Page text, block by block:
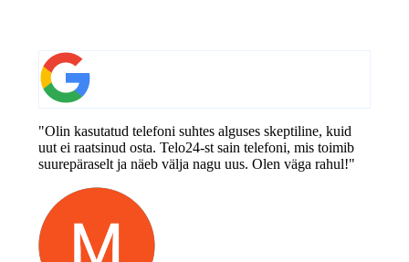
"Olin kasutatud telefoni suhtes alguses skeptiline, kuid
uut ei raatsinud osta. Telo24-st sain telefoni, mis toimib
suurepäraselt ja näeb välja nagu uus. Olen väga rahul!"